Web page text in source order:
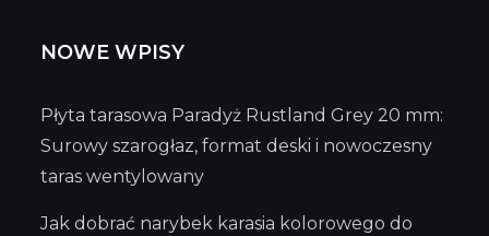
NOWE WPISY
Płyta tarasowa Paradyż Rustland Grey 20 mm:
Surowy szarogłaz, format deski i nowoczesny
taras wentylowany
Jak dobrać narybek karasia kolorowego do